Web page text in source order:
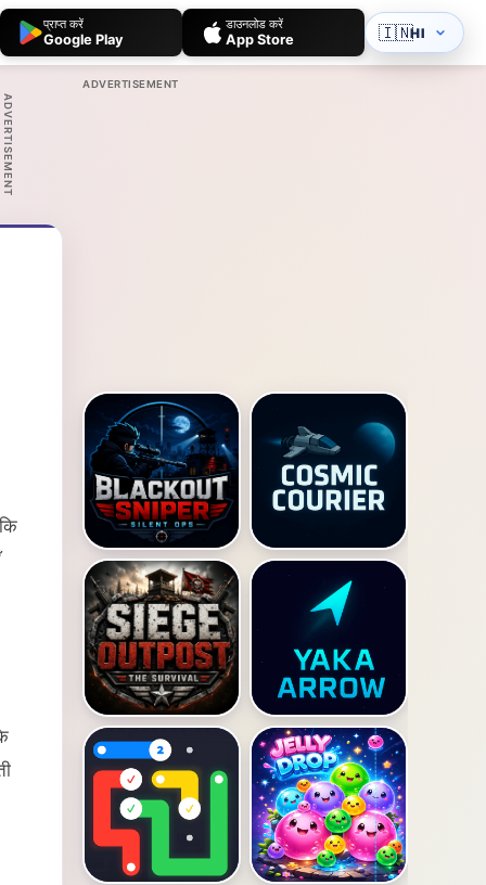
प्राप्त करें
Google Play
डाउनलोड करें
App Store 🇮🇳HI
ADVERTISEMENT
ADVERTISEMENT